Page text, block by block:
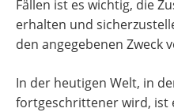
Fällen ist es wichtig, die
erhalten und
den angegebenen Zweck
In der heutigen Welt, in
fortgeschrittener wird, ist